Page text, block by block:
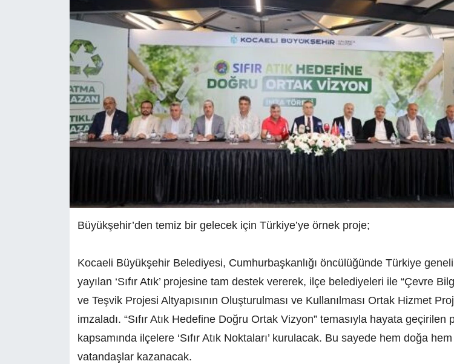
Büyükşehir’den temiz bir gelecek için Türkiye’ye örnek proje;
Kocaeli Büyükşehir Belediyesi, Cumhurbaşkanlığı öncülüğünde Türkiye
yayılan ‘Sıfır Atık’ projesine tam destek vererek, ilçe belediyeleri ile “Çevre
ve Teşvik Projesi Altyapısının Oluşturulması ve Kullanılması Ortak Hizmet
imzaladı. “Sıfır Atık Hedefine Doğru Ortak Vizyon” temasıyla hayata geçirilen
kapsamında ilçelere ‘Sıfır Atık Noktaları’ kurulacak. Bu sayede hem doğa
vatandaşlar kazanacak.